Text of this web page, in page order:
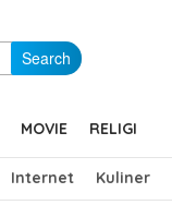
Search
MOVIE RELIGI
Internet Kuliner